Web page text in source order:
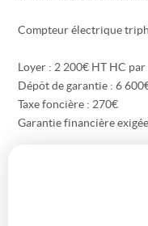
Compteur électrique
Loyer : 2 200€ HT HC par
Dépôt de garantie : 6
Taxe foncière : 270€
Garantie financière exigée.
Nous contacter : V.